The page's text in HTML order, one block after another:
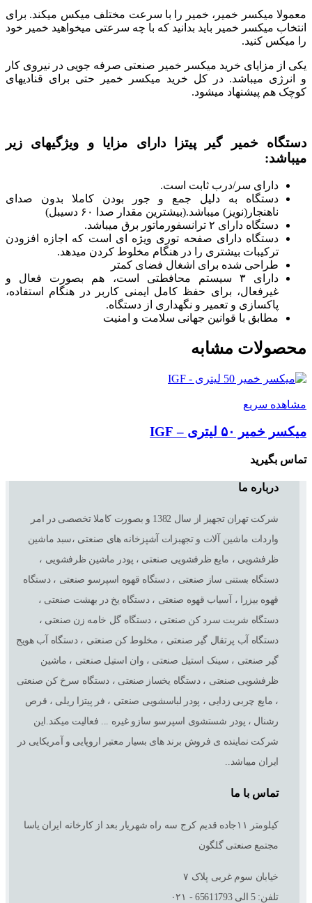
معمولا میکسر خمیر، خمیر را با سرعت مختلف میکس میکند. برای
انتخاب میکسر خمیر باید بدانید که با چه سرعتی میخواهید خمیر خود
را میکس کنید.
یکی از مزایای خرید میکسر خمیر صنعتی صرفه جویی در نیروی کار
و انرژی میباشد. در کل خرید میکسر خمیر حتی برای قنادی‎های
کوچک هم پیشنهاد میشود.
دستگاه خمیر گیر پیتزا دارای مزایا و ویژگیهای زیر
میباشد:
دارای سر/درب ثابت است.
دستگاه به دلیل جمع و جور بودن کاملا بدون صدای
ناهنجار(نویز) میباشد.(بیشترین مقدار صدا ۶۰ دسیبل)
دستگاه دارای ۲ ترانسفورماتور برق میباشد.
دستگاه دارای صفحه توری ویژه ای است که اجازه افزودن
ترکیبات بیشتری را در هنگام مخلوط کردن میدهد.
طراحی شده برای اشغال فضای کمتر
دارای ۳ سیستم محافطتی است، هم بصورت فعال و
غیرفعال، برای حفظ کامل ایمنی کاربر در هنگام استفاده،
پاکسازی و تعمیر و نگهداری از دستگاه.
مطابق با قوانین جهانی سلامت و امنیت
محصولات مشابه
مشاهده سریع
میکسر خمیر ۵۰ لیتری – IGF
تماس بگیرید
درباره ما
شرکت تهران تجهیز از سال 1382 و بصورت کاملا تخصصی در امر
واردات ماشین آلات و تجهبزات آشپزخانه های صنعتی ،سبد ماشین
ظرفشویی ، مایع ظرفشویی صنعتی ، پودر ماشین ظرفشویی ،
دستگاه بستنی ساز صنعتی ، دستگاه قهوه اسپرسو صنعتی ، دستگاه
قهوه بیزرا ، آسیاب قهوه صنعتی ، دستگاه یخ در بهشت صنعتی ،
دستگاه شربت سرد کن صنعتی ، دستگاه گل خامه زن صنعتی ،
دستگاه آب پرتقال گیر صنعتی ، مخلوط کن صنعتی ، دستگاه آب هویج
گیر صنعتی ، سینک استیل صنعتی ، وان استیل صنعتی ، ماشین
ظرفشویی صنعتی ، دستگاه یخساز صنعتی ، دستگاه سرخ کن صنعتی
، مایع چربی زدایی ، پودر لباسشویی صنعتی ، فر پیتزا ریلی ، قرص
رشنال ، پودر شستشوی اسپرسو سازو غیره ... فعالیت میکند.این
شرکت نماینده ی فروش برند های بسیار معتبر اروپایی و آمریکایی در
ایران میباشد..
تماس با ما
کیلومتر ١١جاده قدیم کرج سه راه شهریار بعد از کارخانه ایران یاسا
مجتمع صنعتی گلگون
خیابان سوم غربی پلاک ٧
تلفن: 5 الی 65611793 - ۰۲۱